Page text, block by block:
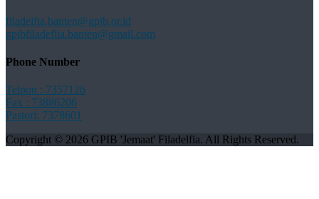
filadelfia.banten@gpib.or.id
gpibfiladeflia.banten@gmail.com
Phone Number
Telpon : 7357126
Fax : 73886206
Pastori: 7378601
Copyright © 2026 GPIB 'Jemaat' Filadelfia. All Rights Reserved.